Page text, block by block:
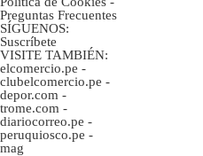
Preguntas Frecuentes
SÍGUENOS:
Suscríbete
VISITE TAMBIÉN:
elcomercio.pe -
clubelcomercio.pe -
depor.com -
trome.com -
diariocorreo.pe -
peruquiosco.pe -
mag